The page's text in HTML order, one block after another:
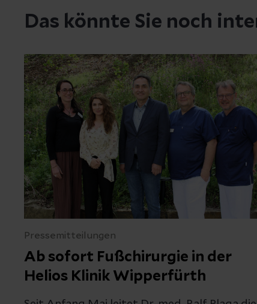
Das könnte Sie noch
Pressemitteilungen
Ab sofort Fußchirurgie in der
Helios Klinik Wipperfürth